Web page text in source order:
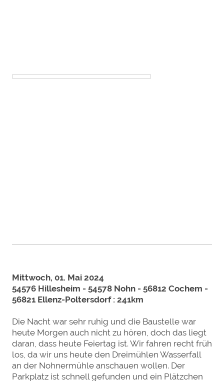
Mittwoch, 01. Mai 2024
54576 Hillesheim - 54578 Nohn - 56812 Cochem -
56821 Ellenz-Poltersdorf : 241km
Die Nacht war sehr ruhig und die Baustelle war
heute Morgen auch nicht zu hören, doch das liegt
daran, dass heute Feiertag ist. Wir fahren recht früh
los, da wir uns heute den Dreimühlen Wasserfall
an der Nohnermühle anschauen wollen. Der
Parkplatz ist schnell gefunden und ein Plätzchen